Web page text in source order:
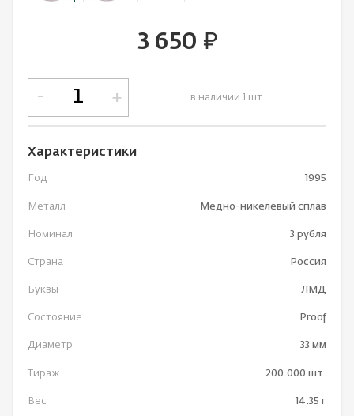
3 650 руб.
в наличии 1 шт.
- +
Характеристики
Год 1995
Металл Медно-никелевый сплав
Номинал 3 рубля
Страна Россия
Буквы ЛМД
Состояние Proof
Диаметр 33 мм
Тираж 200.000 шт.
Вес 14.35 г